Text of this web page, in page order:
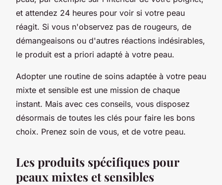
et attendez 24 heures pour voir si votre peau
réagit. Si vous n'observez pas de rougeurs, de
démangeaisons ou d'autres réactions indésirables,
le produit est a priori adapté à votre peau.
Adopter une routine de soins adaptée à votre peau
mixte et sensible est une mission de chaque
instant. Mais avec ces conseils, vous disposez
désormais de toutes les clés pour faire les bons
choix. Prenez soin de vous, et de votre peau.
Les produits spécifiques pour
peaux mixtes et sensibles